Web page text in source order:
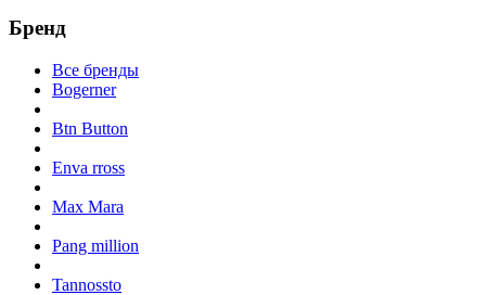
Бренд
Все бренды
Bogerner
Btn Button
Enva rross
Max Mara
Pang million
Tannossto